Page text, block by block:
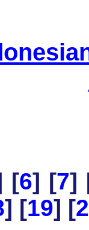
[6] [7]
] [19] [